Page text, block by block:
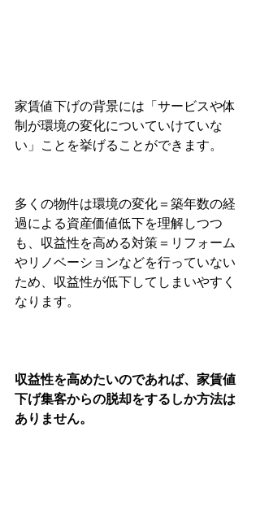
家賃値下げの背景には「サービスや体
制が環境の変化についていけていな
い」ことを挙げることができます。
多くの物件は環境の変化＝築年数の経
過による資産価値低下を理解しつつ
も、収益性を高める対策＝リフォーム
やリノベーションなどを行っていない
ため、収益性が低下してしまいやすく
なります。
収益性を高めたいのであれば、家賃値
下げ集客からの脱却をするしか方法は
ありません。